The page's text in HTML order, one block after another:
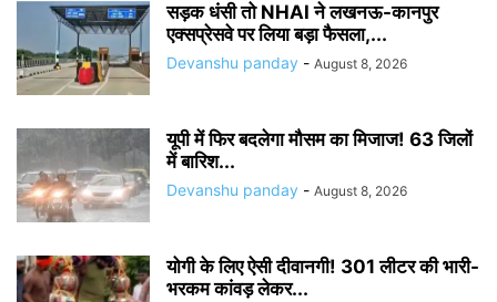
सड़क धंसी तो NHAI ने लखनऊ-कानपुर
एक्सप्रेसवे पर लिया बड़ा फैसला,...
Devanshu panday - August 8, 2026
यूपी में फिर बदलेगा मौसम का मिजाज! 63 जिलों
में बारिश...
Devanshu panday - August 8, 2026
योगी के लिए ऐसी दीवानगी! 301 लीटर की भारी-
भरकम कांवड़ लेकर...